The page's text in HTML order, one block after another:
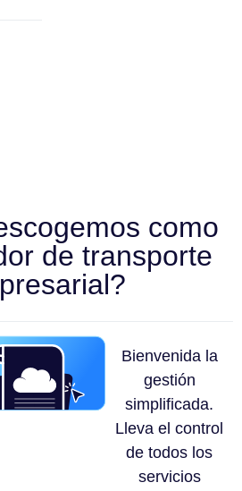
como
de transporte
Bienvenida la
gestión
simplificada.
Lleva el control
de todos los
servicios